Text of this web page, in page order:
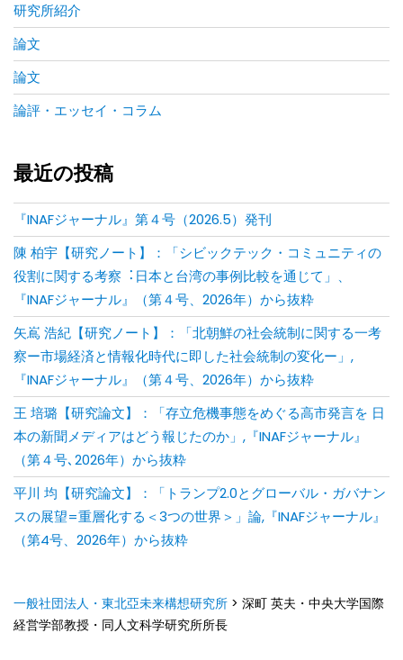
研究所紹介
論文
論文
論評・エッセイ・コラム
最近の投稿
『INAFジャーナル』第４号（2026.5）発刊
陳 柏宇【研究ノート】：「シビックテック・コミュニティの
役割に関する考察︓⽇本と台湾の事例⽐較を通じて」、
『INAFジャーナル』（第４号、2026年）から抜粋
矢嶌 浩紀【研究ノート】：「北朝鮮の社会統制に関する一考
察ー市場経済と情報化時代に即した社会統制の変化ー」,
『INAFジャーナル』（第４号、2026年）から抜粋
王 培璐【研究論文】：「存⽴危機事態をめぐる⾼市発⾔を ⽇
本の新聞メディアはどう報じたのか」,『INAFジャーナル』
（第４号､2026年）から抜粋
平川 均【研究論文】：「トランプ2.0とグローバル・ガバナン
スの展望=重層化する＜3つの世界＞」論,『INAFジャーナル』
（第4号、2026年）から抜粋
一般社団法人・東北亞未来構想研究所 > 深町 英夫・中央大学国際
経営学部教授・同人文科学研究所所長